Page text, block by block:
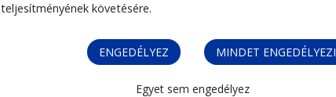
teljesítményének követésére.
ENGEDÉLYEZ MINDET ENGEDÉLYEZI
Egyet sem engedélyez